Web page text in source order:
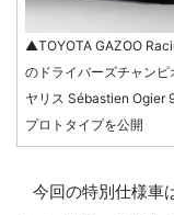
▲TOYOTA GAZOO
のドライバーズチャン
ヤリス Sébastien Ogier
プロトタイプを公開
今回の特別仕様車